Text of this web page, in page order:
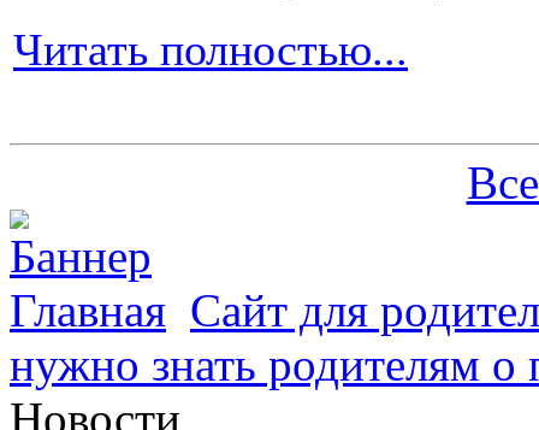
Читать полностью...
Главная Сайт для
нужно знать родителям о
Новости